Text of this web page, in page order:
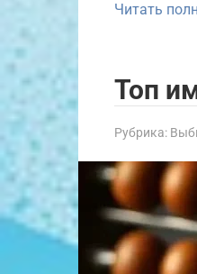
Читать
Топ
Рубрика: